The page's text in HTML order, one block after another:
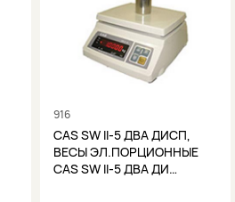
916
CAS SW II-5 ДВА ДИСП,
ВЕСЫ ЭЛ.ПОРЦИОННЫЕ
CAS SW II-5 ДВА ДИ…